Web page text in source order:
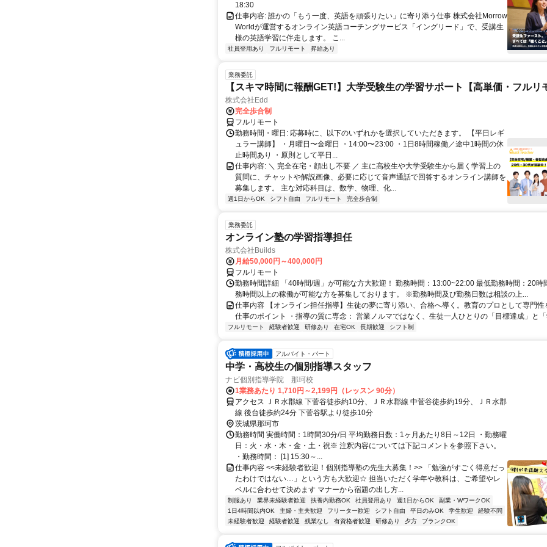
18:30
仕事内容: 誰かの「もう一度、英語を頑張りたい」に寄り添う仕事 株式会社Morrow
Worldが運営するオンライン英語コーチングサービス「イングリード」で、受講生
様の英語学習に伴走します。 こ...
社員登用あり フルリモート 昇給あり
業務委託
【スキマ時間に報酬GET!】大学受験生の学習サポート【高単価・フルリ
株式会社Edd
完全歩合制
フルリモート
勤務時間・曜日: 応募時に、以下のいずれかを選択していただきます。 【平日レギ
ュラー講師】 ・月曜日〜金曜日 ・14:00〜23:00 ・1日8時間稼働／途中1時間の休
止時間あり ・原則として平日...
仕事内容: ＼ 完全在宅・顔出し不要 ／ 主に高校生や大学受験生から届く学習上の
質問に、チャットや解説画像、必要に応じて音声通話で回答するオンライン講師を
募集します。 主な対応科目は、数学、物理、化...
週1日からOK シフト自由 フルリモート 完全歩合制
業務委託
オンライン塾の学習指導担任
株式会社Builds
月給50,000円～400,000円
フルリモート
勤務時間詳細 「40時間/週」が可能な方大歓迎！ 勤務時間：13:00~22:00 最低勤務時間：20
務時間以上の稼働が可能な方を募集しております。 ※勤務時間及び勤務日数は相談の上...
仕事内容 【オンライン担任指導】生徒の夢に寄り添い、合格へ導く。教育のプロとして専門
仕事のポイント ・指導の質に専念： 営業ノルマではなく、生徒一人ひとりの「目標達成」と
フルリモート 経験者歓迎 研修あり 在宅OK 長期歓迎 シフト制
アルバイト・パート
中学・高校生の個別指導スタッフ
ナビ個別指導学院 那珂校
1業務あたり 1,710円～2,199円（レッスン 90分）
アクセス ＪＲ水郡線 下菅谷徒歩約10分、ＪＲ水郡線 中菅谷徒歩約19分、ＪＲ水郡
線 後台徒歩約24分 下菅谷駅より徒歩10分
茨城県那珂市
勤務時間 実働時間：1時間30分/日 平均勤務日数：1ヶ月あたり8日～12日 ・勤務曜
日：火・水・木・金・土・祝※ 注釈内容については下記コメントを参照下さい。
・勤務時間： [1] 15:30～...
仕事内容 <<未経験者歓迎！個別指導塾の先生大募集！>> 「勉強がすごく得意だっ
たわけではない…」という方も大歓迎☆ 担当いただく学年や教科は、ご希望やレ
ベルに合わせて決めます マナーから宿題の出し方...
制服あり 業界未経験者歓迎 扶養内勤務OK 社員登用あり 週1日からOK
副業・WワークOK
1日4時間以内OK
主婦・主夫歓迎 フリーター歓迎 シフト自由 平日のみOK 学生歓迎
経験不問
未経験者歓迎
経験者歓迎 残業なし 有資格者歓迎 研修あり 夕方 ブランクOK